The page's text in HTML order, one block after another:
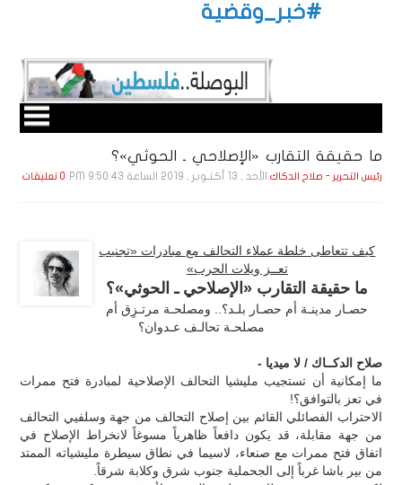
#خبر_وقضية
ما حقيقة التقارب «الإصلاحي ـ الحوثي»؟
رئيس التحرير - صلاح الدكاك الأحد , 13 أكـتـوبـر , 2019 الساعة 9:50:43 PM 0 تعليقات
كيف تتعاطى خلطة عملاء التحالف مع مبادرات «تجنيب
تعــز ويلات الحرب»
ما حقيقة التقارب «الإصلاحي ـ الحوثي»؟
حصـار مدينـة أم حصـار بلـد؟.. ومصلحـة مرتـزِق أم
مصلحـة تحالـف عـدوان؟
صلاح الدكــاك / لا ميديا -
ما إمكانية أن تستجيب مليشيا التحالف الإصلاحية لمبادرة فتح ممرات
في تعز بالتوافق؟!
الاحتراب الفصائلي القائم بين إصلاح التحالف من جهة وسلفيي التحالف
من جهة مقابلة، قد يكون دافعاً ظاهرياً مسوغاً لانخراط الإصلاح في
اتفاق فتح ممرات مع صنعاء، لاسيما في نطاق سيطرة مليشياته الممتد
من بير باشا غرباً إلى الجحملية جنوب شرق وكلابة شرقاً.